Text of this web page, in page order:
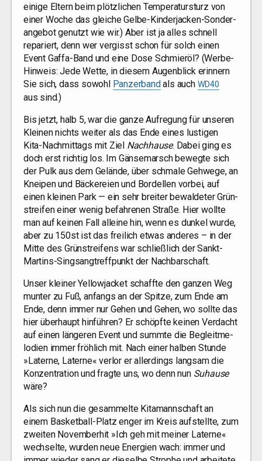
eini­ge Eltern beim plötz­li­chen Tem­pe­ra­tur­sturz von
einer Woche das glei­che Gel­be-Kin­der­ja­cken-Son­der­
an­ge­bot genutzt wie wir.) Aber ist ja alles schnell
repa­riert, denn wer ver­gisst schon für solch einen
Event Gaf­fa-Band und eine Dose Schmier­öl? (Wer­be-
Hin­weis: Jede Wet­te, in die­sem Augen­blick erin­nern
Sie sich, dass sowohl Pan­zer­bandals auch WD40
aus sind.)
Bis jetzt, halb 5, war die gan­ze Auf­re­gung für unse­ren
Klei­nen nichts wei­ter als das Ende eines lus­ti­gen
Kita-Nach­mit­tags mit Ziel Nach­hau­se. Dabei ging es
doch erst rich­tig los. Im Gän­se­marsch beweg­te sich
der Pulk aus dem Gelän­de, über schma­le Geh­we­ge, an
Knei­pen und Bäcke­rei­en und Bor­del­len vor­bei, auf
einen klei­nen Park — ein sehr brei­ter bewal­de­ter Grün­
strei­fen einer wenig befah­re­nen Stra­ße. Hier woll­te
man auf kei­nen Fall allei­ne hin, wenn es dun­kel wur­de,
aber zu 150st ist das frei­lich etwas ande­res – in der
Mit­te des Grün­strei­fens war schließ­lich der Sankt-
Mar­tins-Sing­sang­treff­punkt der Nachbarschaft.
Unser klei­ner Yel­lo­wja­cket schaff­te den gan­zen Weg
mun­ter zu Fuß, anfangs an der Spit­ze, zum Ende am
Ende, denn immer nur Gehen und Gehen, wo soll­te das
hier über­haupt hin­füh­ren? Er schöpf­te kei­nen Ver­dacht
auf einen län­ge­ren Event und summ­te die Begleit­me­
lo­dien immer fröh­lich mit. Nach einer hal­ben Stun­de
»Later­ne, Later­ne« ver­lor er aller­dings lang­sam die
Kon­zen­tra­ti­on und frag­te uns, wo denn nun Suhau­se
wäre?
Als sich nun die gesam­mel­te Kitamann­schaft an
einem Bas­ket­ball-Platz enger im Kreis auf­stell­te, zum
zwei­ten Novem­ber­hit »Ich geh mit mei­ner Later­ne«
wech­sel­te, wur­den neue Ener­gien wach: immer und